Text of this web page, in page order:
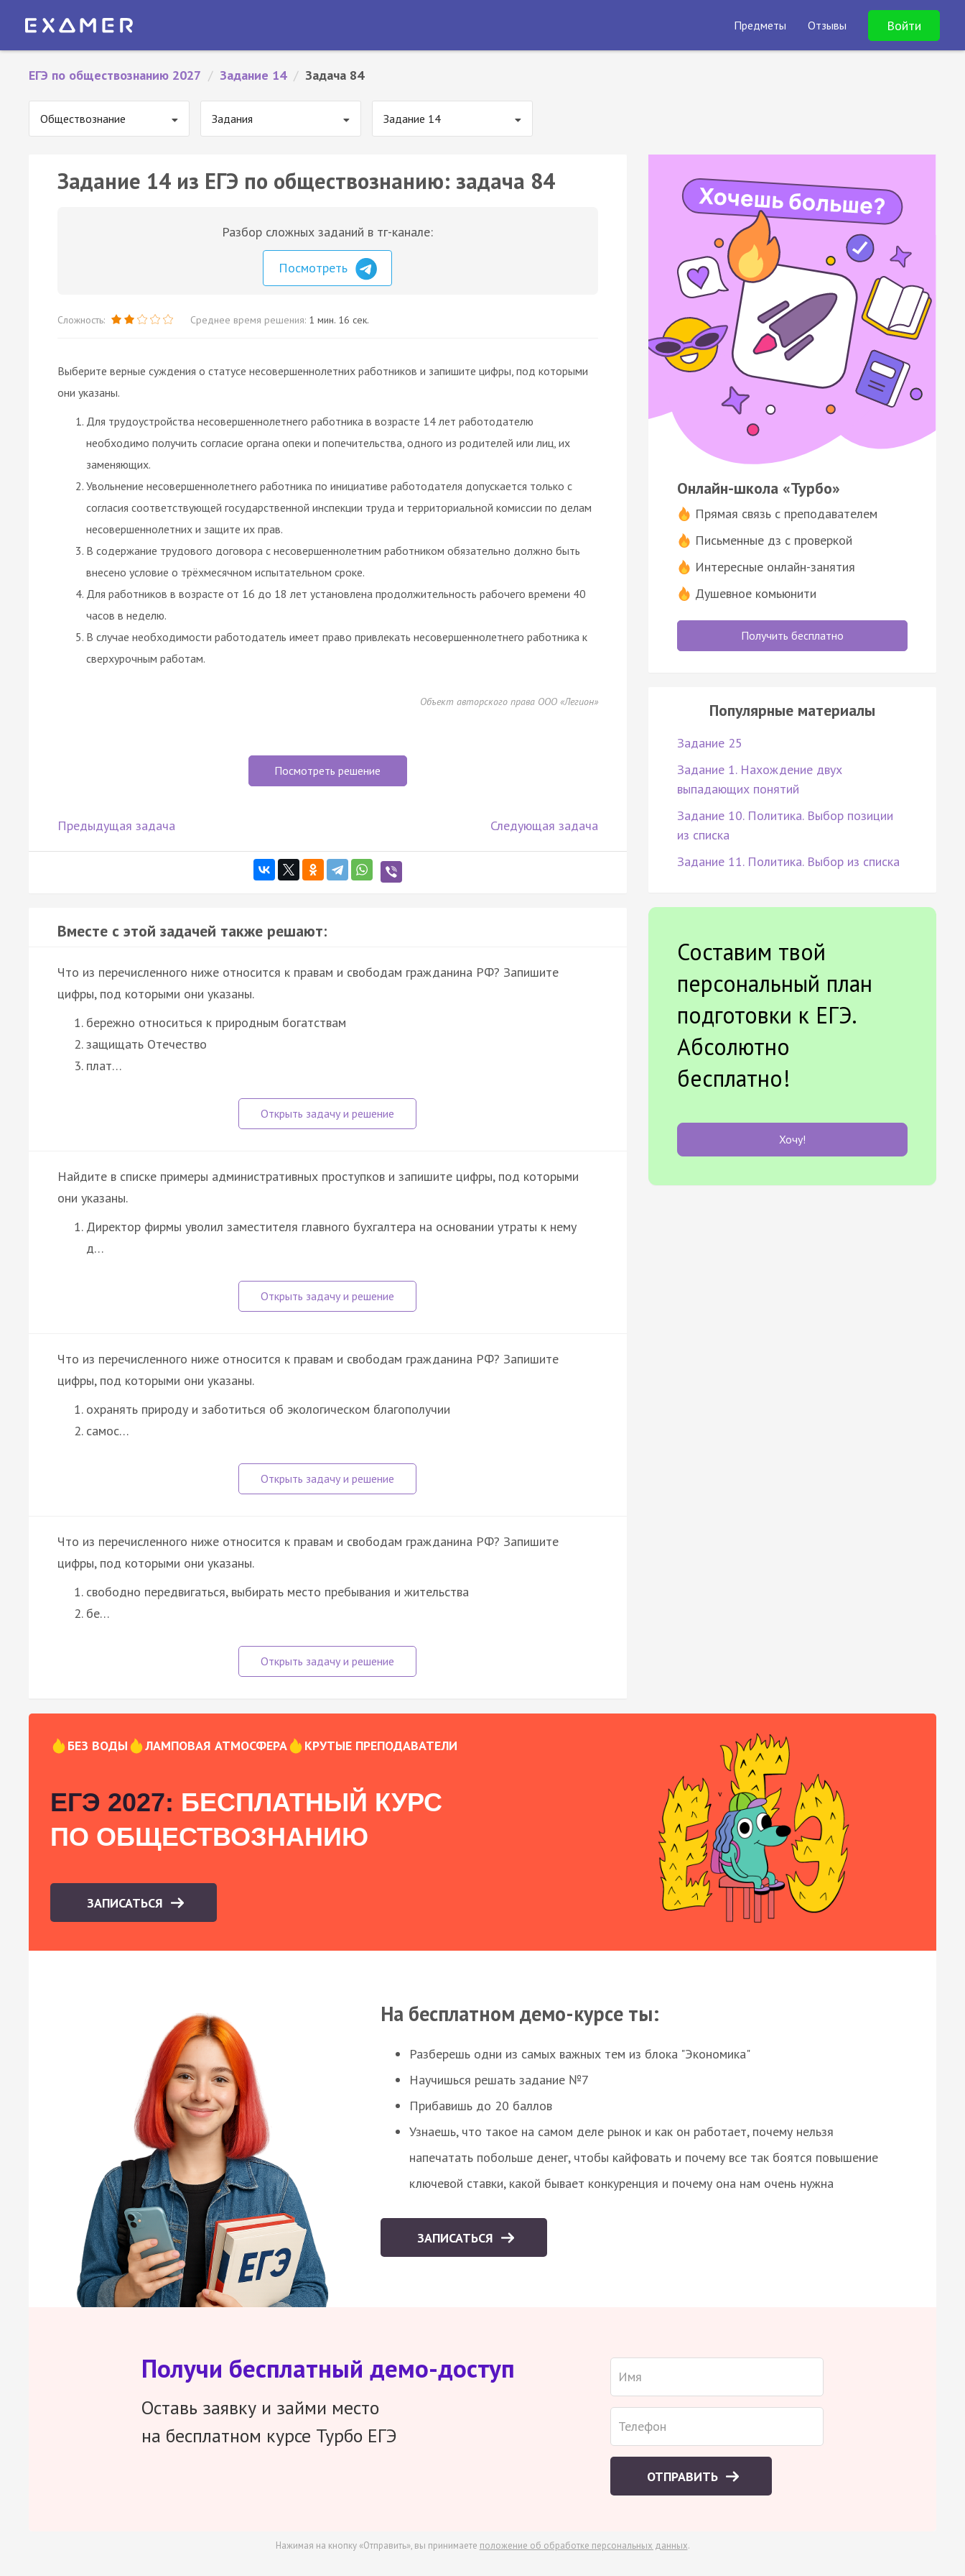
Предметы Отзывы Войти
ЕГЭ по обществознанию 2027 / Задание 14 / Задача 84
Обществознание Задания Задание 14
Задание 14 из ЕГЭ по обществознанию: задача 84
Разбор сложных заданий в тг-канале:
Посмотреть
Сложность: Среднее время решения: 1 мин. 16 сек.
Выберите верные суждения о статусе несовершеннолетних работников и запишите цифры, под которыми
они указаны.
Для трудоустройства несовершеннолетнего работника в возрасте 14 лет работодателю
необходимо получить согласие органа опеки и попечительства, одного из родителей или лиц, их
заменяющих.
Увольнение несовершеннолетнего работника по инициативе работодателя допускается только с
согласия соответствующей государственной инспекции труда и территориальной комиссии по делам
несовершеннолетних и защите их прав.
В содержание трудового договора с несовершеннолетним работником обязательно должно быть
внесено условие о трёхмесячном испытательном сроке.
Для работников в возрасте от 16 до 18 лет установлена продолжительность рабочего времени 40
часов в неделю.
В случае необходимости работодатель имеет право привлекать несовершеннолетнего работника к
сверхурочным работам.
Объект авторского права ООО «Легион»
Посмотреть решение
Предыдущая задача Следующая задача
Вместе с этой задачей также решают:
Что из перечисленного ниже относится к правам и свободам гражданина РФ? Запишите
цифры, под которыми они указаны.
бережно относиться к природным богатствам
защищать Отечество
плат…
Найдите в списке примеры административных проступков и запишите цифры, под которыми
они указаны.
Директор фирмы уволил заместителя главного бухгалтера на основании утраты к нему
д…
Что из перечисленного ниже относится к правам и свободам гражданина РФ? Запишите
цифры, под которыми они указаны.
охранять природу и заботиться об экологическом благополучии
самос…
Что из перечисленного ниже относится к правам и свободам гражданина РФ? Запишите
цифры, под которыми они указаны.
свободно передвигаться, выбирать место пребывания и жительства
бе…
Онлайн-школа «Турбо»
Прямая связь с преподавателем
Письменные дз с проверкой
Интересные онлайн-занятия
Душевное комьюнити
Получить бесплатно
Популярные материалы
Задание 25
Задание 1. Нахождение двух
выпадающих понятий
Задание 10. Политика. Выбор позиции
из списка
Задание 11. Политика. Выбор из списка
Составим твой
персональный план
подготовки к ЕГЭ.
Абсолютно
бесплатно!
Хочу!
БЕЗ ВОДЫ ЛАМПОВАЯ АТМОСФЕРА КРУТЫЕ ПРЕПОДАВАТЕЛИ
ЕГЭ 2027: БЕСПЛАТНЫЙ КУРС
ПО ОБЩЕСТВОЗНАНИЮ
ЗАПИСАТЬСЯ
На бесплатном демо-курсе ты:
Разберешь одни из самых важных тем из блока "Экономика"
Научишься решать задание №7
Прибавишь до 20 баллов
Узнаешь, что такое на самом деле рынок и как он работает, почему нельзя
напечатать побольше денег, чтобы кайфовать и почему все так боятся повышение
ключевой ставки, какой бывает конкуренция и почему она нам очень нужна
ЗАПИСАТЬСЯ
Получи бесплатный демо-доступ
Оставь заявку и займи место
на бесплатном курсе Турбо ЕГЭ
ОТПРАВИТЬ
Нажимая на кнопку «Отправить», вы принимаете положение об обработке персональных данных.